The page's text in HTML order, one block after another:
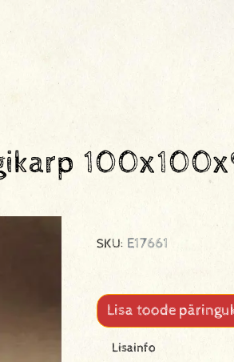
SKU: E17661
Lisa toode
Lisainfo